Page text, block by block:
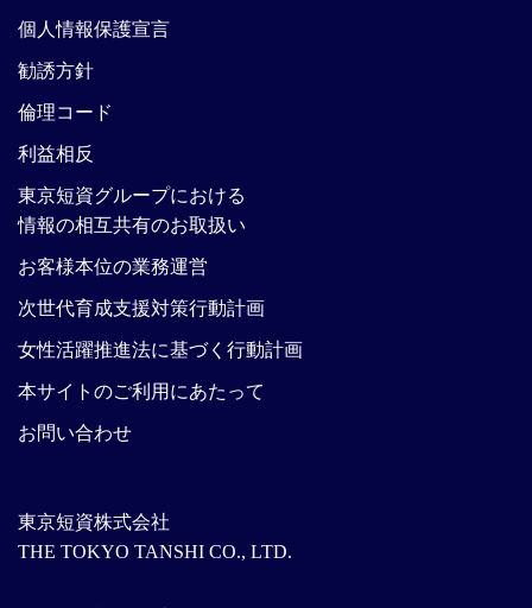
東京短資株式会社
THE TOKYO TANSHI CO., LTD.
個人情報保護宣言
勧誘方針
倫理コード
利益相反
東京短資グループにおける
情報の相互共有のお取扱い
お客様本位の業務運営
次世代育成支援対策行動計画
女性活躍推進法に基づく行動計画
本サイトのご利用にあたって
お問い合わせ